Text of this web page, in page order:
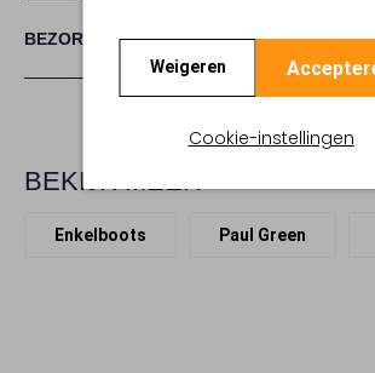
Weigeren
Cookie-instellingen
BEZORGEN & RETOURNEREN
BEKIJK MEER
Enkelboots Paul Green